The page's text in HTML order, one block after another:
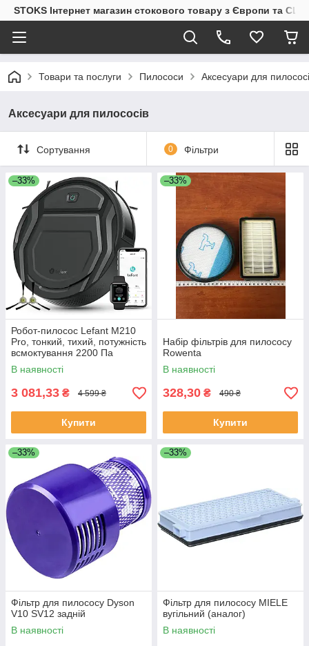
STOKS Інтернет магазин стокового товару з Європи та
Товари та послуги Пилососи Аксесуари для
Аксесуари для пилососів
Сортування 0 Фільтри
–33%
Робот-пилосос Lefant M210
Pro, тонкий, тихий, потужність
всмоктування 2200 Па
В наявності
3 081,33 ₴ 4 599 ₴
Купити
–33%
Набір фільтрів для пилососу
Rowenta
В наявності
328,30 ₴ 490 ₴
Купити
–33%
Фільтр для пилососу Dyson
V10 SV12 задній
В наявності
–33%
Фільтр для пилососу MIELE
вугільний (аналог)
В наявності